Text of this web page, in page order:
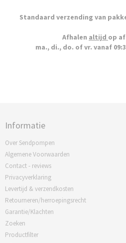
Standaard verzending van
Afhalen altijd op
ma., di., do. of vr. vanaf
Informatie
Over Sendpompen
Algemene Voorwaarden
Contact - reviews
Privacyverklaring
Levertijd & verzendkosten
Retourneren/herroepingsrecht
Garantie/Klachten
Zoeken
Productfilter